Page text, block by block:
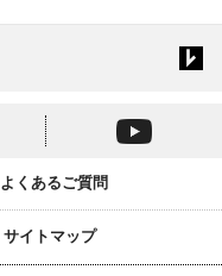
よくあるご質問
サイトマップ